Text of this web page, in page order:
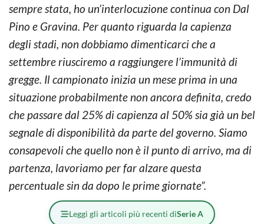
sempre stata, ho un’interlocuzione continua con Dal
Pino e Gravina. Per quanto riguarda la capienza
degli stadi, non dobbiamo dimenticarci che a
settembre riusciremo a raggiungere l’immunità di
gregge. Il campionato inizia un mese prima in una
situazione probabilmente non ancora definita, credo
che passare dal 25% di capienza al 50% sia già un bel
segnale di disponibilità da parte del governo. Siamo
consapevoli che quello non è il punto di arrivo, ma di
partenza, lavoriamo per far alzare questa
percentuale sin da dopo le prime giornate”.
Leggi gli articoli più recenti diSerie A